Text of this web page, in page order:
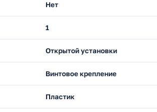
Нет
1
Открытой установки
Винтовое крепление
Пластик